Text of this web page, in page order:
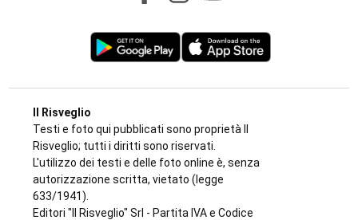
Il Risveglio
Testi e foto qui pubblicati sono proprietà Il
Risveglio; tutti i diritti sono riservati.
L'utilizzo dei testi e delle foto online è, senza
autorizzazione scritta, vietato (legge
633/1941).
Editori "Il Risveglio" Srl - Partita IVA e Codice